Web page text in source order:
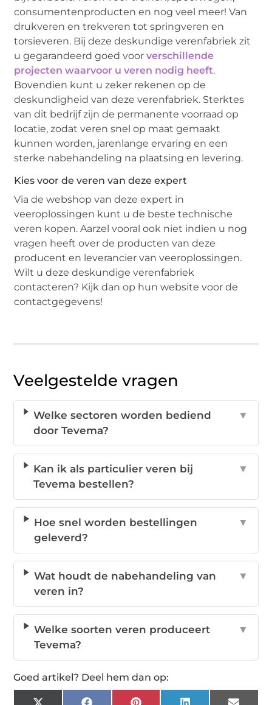
consumentenproducten en nog veel meer! Van
drukveren en trekveren tot springveren en
torsieveren. Bij deze deskundige verenfabriek zit
u gegarandeerd goed voorverschillende
projecten waarvoor u veren nodig heeft.
Bovendien kunt u zeker rekenen op de
deskundigheid van deze verenfabriek. Sterktes
van dit bedrijf zijn de permanente voorraad op
locatie, zodat veren snel op maat gemaakt
kunnen worden, jarenlange ervaring en een
sterke nabehandeling na plaatsing en levering.
Kies voor de veren van deze expert
Via de webshop van deze expert in
veeroplossingen kunt u de beste technische
veren kopen. Aarzel vooral ook niet indien u nog
vragen heeft over de producten van deze
producent en leverancier van veeroplossingen.
Wilt u deze deskundige verenfabriek
contacteren? Kijk dan op hun website voor de
contactgegevens!
Veelgestelde vragen
Welke sectoren worden bediend
door Tevema?
▼
Kan ik als particulier veren bij
Tevema bestellen?
▼
Hoe snel worden bestellingen
geleverd?
▼
Wat houdt de nabehandeling van
veren in?
▼
Welke soorten veren produceert
Tevema?
▼
Goed artikel? Deel hem dan op: